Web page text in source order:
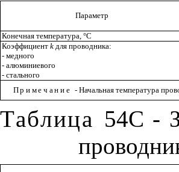
Параметр
Конечная температура, °С
Коэффициент kдля проводника:
- медного
- алюминиевого
- стального
Примечание- Начальная температура
Таблица 54С -